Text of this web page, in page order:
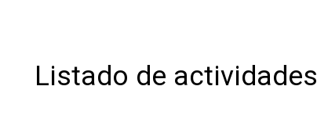
Listado de actividades